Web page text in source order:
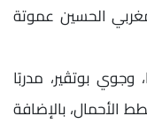
الحسين عموتة
بوتڤير، مدربًا
الأحمال، بالإضافة